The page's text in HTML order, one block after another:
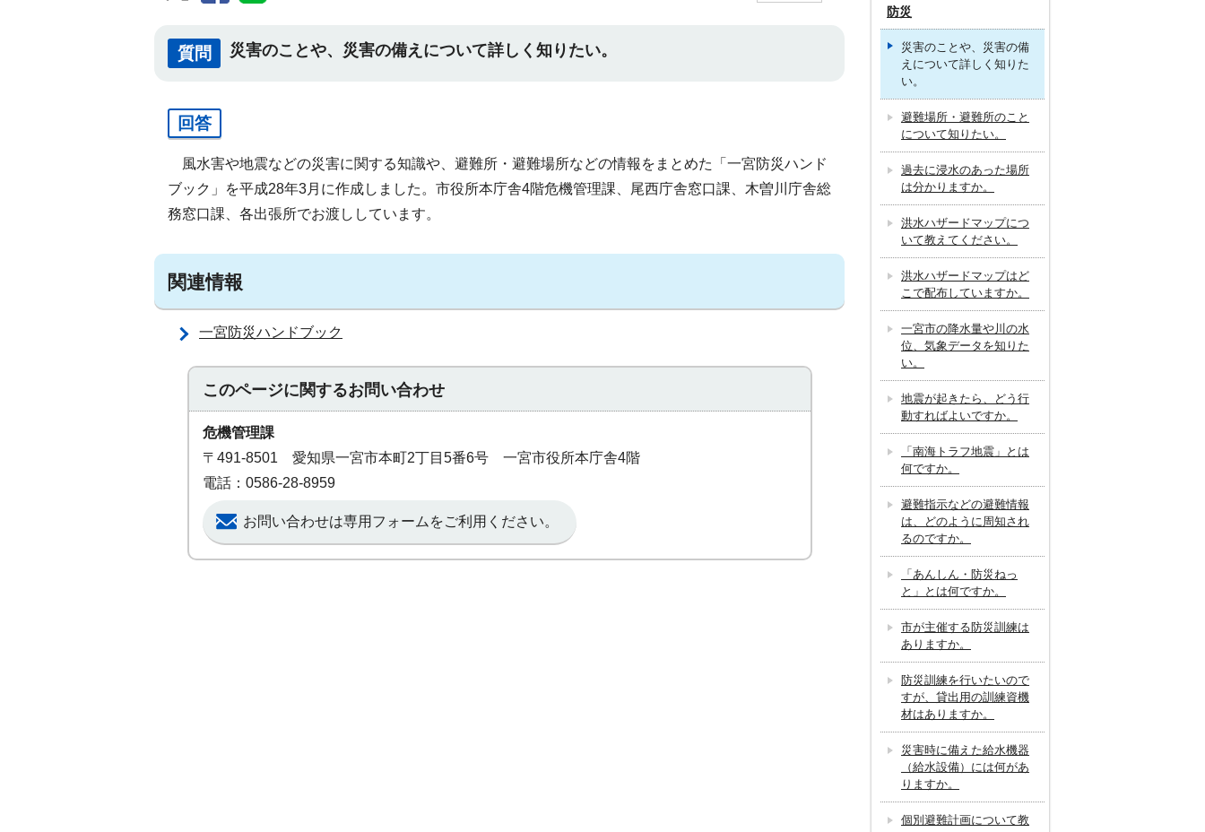
質問 災害のことや、災害の備えについて詳しく知りたい。
回答
風水害や地震などの災害に関する知識や、避難所・避難場所などの情報をまとめた「一宮防災ハンド
ブック」を平成28年3月に作成しました。市役所本庁舎4階危機管理課、尾西庁舎窓口課、木曽川庁舎総
務窓口課、各出張所でお渡ししています。
関連情報
一宮防災ハンドブック
このページに関するお問い合わせ
危機管理課
〒491-8501 愛知県一宮市本町2丁目5番6号 一宮市役所本庁舎4階
電話：0586-28-8959
お問い合わせは専用フォームをご利用ください。
防災
災害のことや、災害の備
えについて詳しく知りた
い。
避難場所・避難所のこと
について知りたい。
過去に浸水のあった場所
は分かりますか。
洪水ハザードマップにつ
いて教えてください。
洪水ハザードマップはど
こで配布していますか。
一宮市の降水量や川の水
位、気象データを知りた
い。
地震が起きたら、どう行
動すればよいですか。
「南海トラフ地震」とは
何ですか。
避難指示などの避難情報
は、どのように周知され
るのですか。
「あんしん・防災ねっ
と」とは何ですか。
市が主催する防災訓練は
ありますか。
防災訓練を行いたいので
すが、貸出用の訓練資機
材はありますか。
災害時に備えた給水機器
（給水設備）には何があ
りますか。
個別避難計画について教